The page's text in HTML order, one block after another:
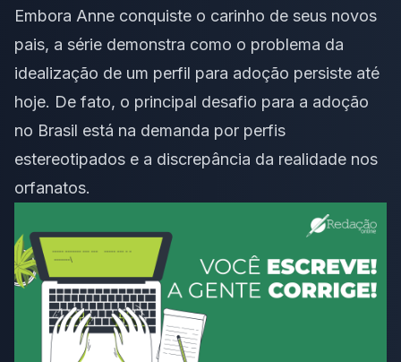
Embora Anne conquiste o carinho de seus novos
pais, a série demonstra como o problema da
idealização de um perfil para adoção persiste até
hoje. De fato, o principal desafio para a adoção
no Brasil está na demanda por perfis
estereotipados e a discrepância da realidade nos
orfanatos.